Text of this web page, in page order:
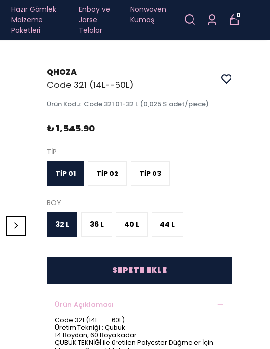
Hazır Gömlek
Malzeme
Paketleri
Enboy ve
Jarse
Telalar
Nonwoven
Kumaş
0
QHOZA
Code 321 (14L--60L)
Ürün Kodu: Code 321 01-32 L (0,025 $ adet/piece)
₺ 1,545.90
TİP
TİP 01 TİP 02 TİP 03
BOY
32 L 36 L 40 L 44 L
SEPETE EKLE
Ürün Açıklaması
Code 321 (14L----60L)
Üretim Tekniği : Çubuk
14 Boydan, 60 Boya kadar.
ÇUBUK TEKNİĞİ ile üretilen Polyester Düğmeler İçin